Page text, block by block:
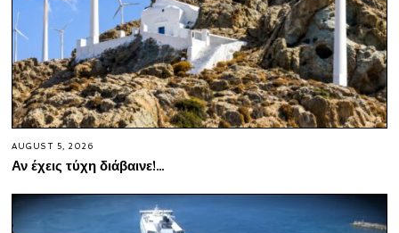
AUGUST 5, 2026
Αν έχεις τύχη διάβαινε!…